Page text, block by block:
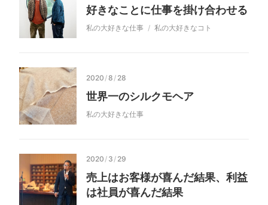
好きなことに仕事を掛け合わせる
私の大好きな仕事 私の大好きなコト
2020 /8 / 28
世界一のシルクモヘア
私の大好きな仕事
2020 / 3 / 29
売上はお客様が喜んだ結果、利益
は社員が喜んだ結果